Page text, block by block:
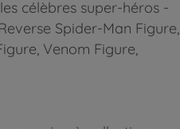
célèbres super-héros -
Spider-Man Figure,
Venom Figure,